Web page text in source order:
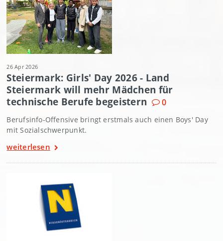
26 Apr 2026
Steiermark: Girls' Day 2026 - Land
Steiermark will mehr Mädchen für
technische Berufe begeistern
0
Berufsinfo-Offensive bringt erstmals auch einen Boys' Day
mit Sozialschwerpunkt.
weiterlesen